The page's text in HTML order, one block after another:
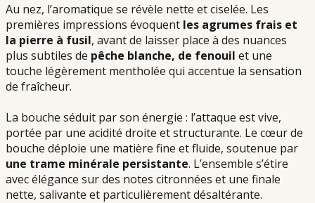
Au nez, l’aromatique se révèle nette et ciselée. Les
premières impressions évoquent les agrumes frais et
la pierre à fusil, avant de laisser place à des nuances
plus subtiles de pêche blanche, de fenouil et une
touche légèrement mentholée qui accentue la sensation
de fraîcheur.
La bouche séduit par son énergie : l’attaque est vive,
portée par une acidité droite et structurante. Le cœur de
bouche déploie une matière fine et fluide, soutenue par
une trame minérale persistante. L’ensemble s’étire
avec élégance sur des notes citronnées et une finale
nette, salivante et particulièrement désaltérante.